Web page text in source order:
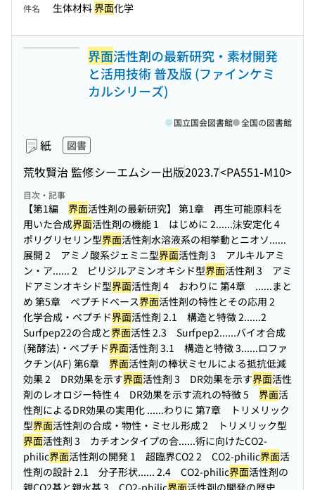
件名 生体材料 界面化学
界面活性剤の最新研究・素材開発
と活用技術 普及版 (ファインケミ
カルシリーズ)
紙 図書
荒牧賢治 監修シーエムシー出版2023.7<PA551-M10>
国立国会図書館 全国の図書館
目次・記事
【第1編 界面活性剤の最新研究】 第1章 再生可能原料を
用いた合成界面活性剤の機能 1 はじめに 2......沫安定化 4
ポリグリセリン型界面活性剤水溶液系の相挙動とニオソ......
展開 2 アミノ酸系ジェミニ型界面活性剤 3 アルキルアミ
ン・ア...... 2 ピリジルアミンオキシド型界面活性剤 3 アミ
ドアミンオキシド型界面活性剤 4 おわりに 第4章 ......まと
め 第5章 ペプチドベース界面活性剤の特性とその応用 2
化学合成・ペプチド界面活性剤 2.1 構造と特徴 2......2
Surfpep22の合成と界面活性 2.3 Surfpep2......バイオ合成
(発酵法)・ペプチド界面活性剤 3.1 構造と特徴 3......ロファ
クチン(AF) 第6章 界面活性剤の棒状ミセルによる抵抗低減
効果 2 DR効果を示す界面活性剤 3 DR効果を示す界面活性
剤のレオロジー特性 4 DR効果を示す流れの特徴 5 界面活
性剤によるDR効果の実用化 ......わりに 第7章 トリメリック
型界面活性剤の合成・物性・ミセル形成 2 トリメリック型
界面活性剤 3 カチオンタイプの合......術に向けたCO2-
philic界面活性剤の開発 1 超臨界CO2 2 CO2-philic界面活
性剤の設計 2.1 分子形状...... 2.4 CO2-philic界面活性剤の
親CO2基と親水基 3 CO2-philic界面活性剤の開発の歴史